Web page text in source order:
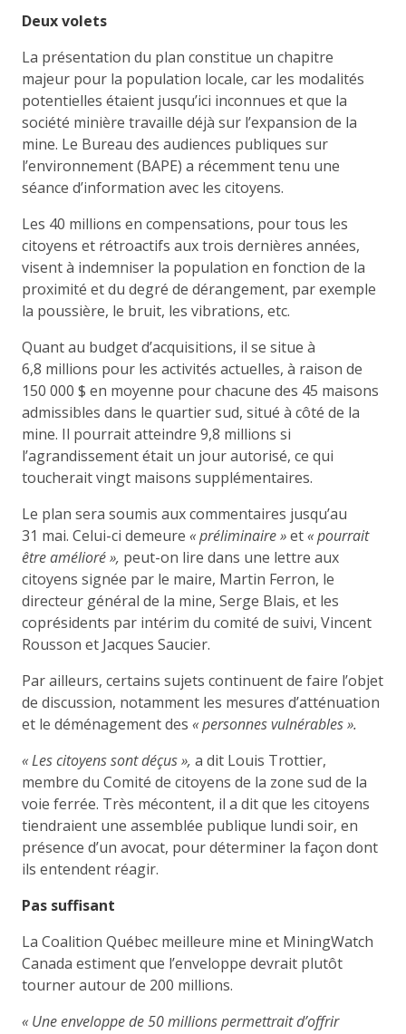
Deux volets
La présentation du plan constitue un chapitre
majeur pour la population locale, car les modalités
potentielles étaient jusqu’ici inconnues et que la
société minière travaille déjà sur l’expansion de la
mine. Le Bureau des audiences publiques sur
l’environnement (BAPE) a récemment tenu une
séance d’information avec les citoyens.
Les 40 millions en compensations, pour tous les
citoyens et rétroactifs aux trois dernières années,
visent à indemniser la population en fonction de la
proximité et du degré de dérangement, par exemple
la poussière, le bruit, les vibrations, etc.
Quant au budget d’acquisitions, il se situe à
6,8 millions pour les activités actuelles, à raison de
150 000 $ en moyenne pour chacune des 45 maisons
admissibles dans le quartier sud, situé à côté de la
mine. Il pourrait atteindre 9,8 millions si
l’agrandissement était un jour autorisé, ce qui
toucherait vingt maisons supplémentaires.
Le plan sera soumis aux commentaires jusqu’au
31 mai. Celui-ci demeure «préliminaire»et«pourrait
être amélioré», peut-on lire dans une lettre aux
citoyens signée par le maire, Martin Ferron, le
directeur général de la mine, Serge Blais, et les
coprésidents par intérim du comité de suivi, Vincent
Rousson et Jacques Saucier.
Par ailleurs, certains sujets continuent de faire l’objet
de discussion, notamment les mesures d’atténuation
et le déménagement des «personnes vulnérables».
«Les citoyens sont déçus», a dit Louis Trottier,
membre du Comité de citoyens de la zone sud de la
voie ferrée. Très mécontent, il a dit que les citoyens
tiendraient une assemblée publique lundi soir, en
présence d’un avocat, pour déterminer la façon dont
ils entendent réagir.
Pas suffisant
La Coalition Québec meilleure mine et MiningWatch
Canada estiment que l’enveloppe devrait plutôt
tourner autour de 200 millions.
« Une enveloppe de 50millions permettrait d’offrir